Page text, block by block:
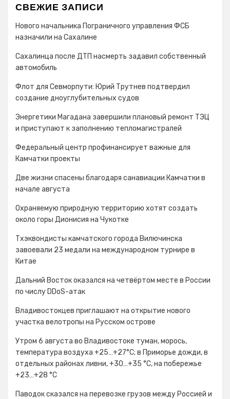
СВЕЖИЕ ЗАПИСИ
Нового начальника Пограничного управления ФСБ
назначили на Сахалине
Сахалинца после ДТП насмерть задавил собственный
автомобиль
Флот для Севморпути: Юрий Трутнев подтвердил
создание дноуглубительных судов
Энергетики Магадана завершили плановый ремонт ТЭЦ
и приступают к заполнению тепломагистралей
Федеральный центр профинансирует важные для
Камчатки проекты
Две жизни спасены благодаря санавиации Камчатки в
начале августа
Охраняемую природную территорию хотят создать
около горы Дионисия на Чукотке
Тхэквондисты камчатского города Вилючинска
завоевали 23 медали на международном турнире в
Китае
Дальний Восток оказался на четвёртом месте в России
по числу DDoS-атак
Владивостокцев приглашают на открытие нового
участка велотропы на Русском острове
Утром 6 августа во Владивостоке туман, морось,
температура воздуха +25…+27°С; в Приморье дожди, в
отдельных районах ливни, +30…+35 °C, на побережье
+23…+28 °C
Паводок сказался на перевозке грузов между Россией и